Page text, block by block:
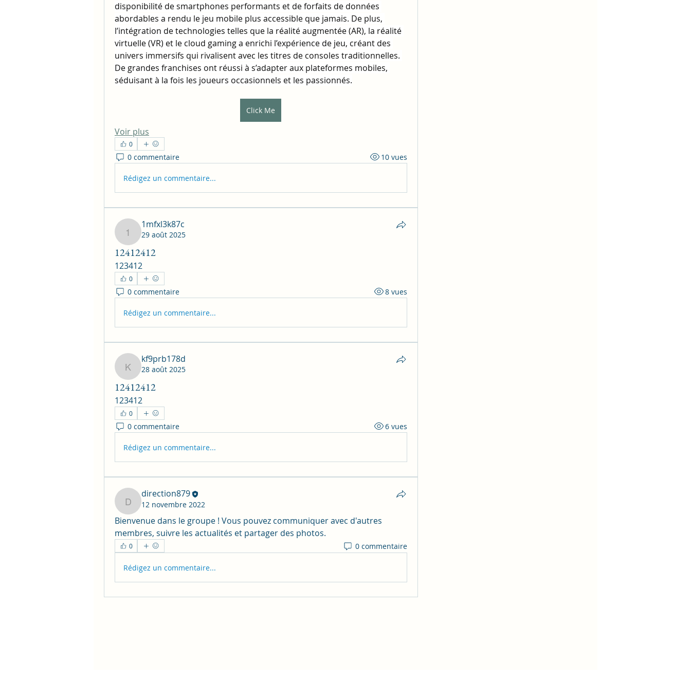
disponibilité de smartphones performants et de forfaits de données
abordables a rendu le jeu mobile plus accessible que jamais. De plus,
l’intégration de technologies telles que la réalité augmentée (AR), la réalité
virtuelle (VR) et le cloud gaming a enrichi l’expérience de jeu, créant des
univers immersifs qui rivalisent avec les titres de consoles traditionnelles.
De grandes franchises ont réussi à s’adapter aux plateformes mobiles,
séduisant à la fois les joueurs occasionnels et les passionnés.
Click Me
Voir plus
0
0 commentaire 10 vues
Rédigez un commentaire...
1mfxl3k87c
1mfxl3k87c
29 août 2025
12412412
123412
0
0 commentaire 8 vues
Rédigez un commentaire...
kf9prb178d
kf9prb178d
28 août 2025
12412412
123412
0
0 commentaire 6 vues
Rédigez un commentaire...
direction879
direction879
12 novembre 2022
Bienvenue dans le groupe ! Vous pouvez communiquer avec d'autres
membres, suivre les actualités et partager des photos.
0 0 commentaire
Rédigez un commentaire...